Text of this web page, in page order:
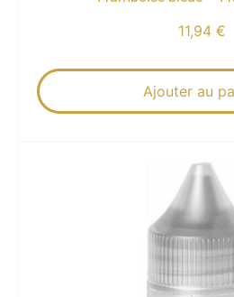
11,94 €
Ajouter au